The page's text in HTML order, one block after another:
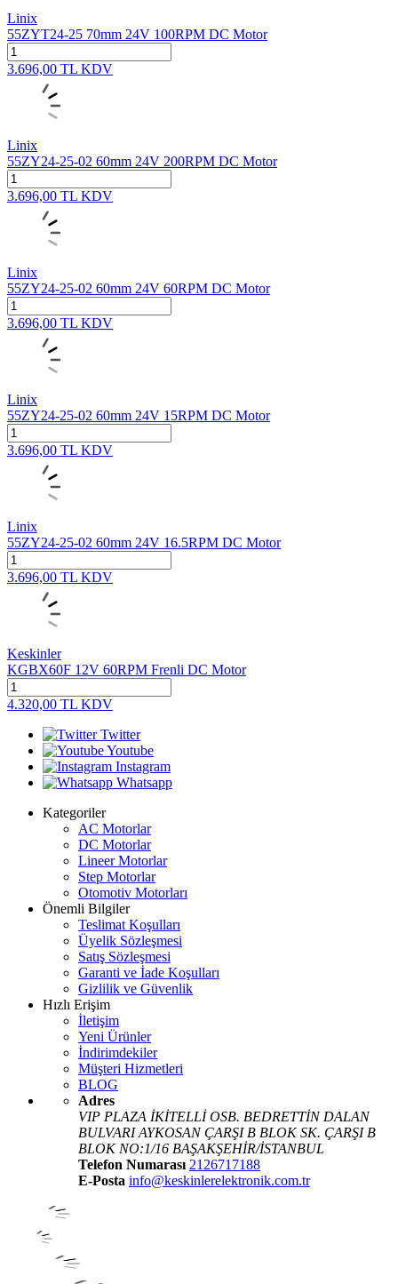
Linix
55ZYT24-25 70mm 24V 100RPM DC Motor
3.696,00 TL KDV
Linix
55ZY24-25-02 60mm 24V 200RPM DC Motor
3.696,00 TL KDV
Linix
55ZY24-25-02 60mm 24V 60RPM DC Motor
3.696,00 TL KDV
Linix
55ZY24-25-02 60mm 24V 15RPM DC Motor
3.696,00 TL KDV
Linix
55ZY24-25-02 60mm 24V 16.5RPM DC Motor
3.696,00 TL KDV
Keskinler
KGBX60F 12V 60RPM Frenli DC Motor
4.320,00 TL KDV
Twitter
Youtube
Instagram
Whatsapp
Kategoriler
AC Motorlar
DC Motorlar
Lineer Motorlar
Step Motorlar
Otomotiv Motorları
Önemli Bilgiler
Teslimat Koşulları
Üyelik Sözleşmesi
Satış Sözleşmesi
Garanti ve İade Koşulları
Gizlilik ve Güvenlik
Hızlı Erişim
İletişim
Yeni Ürünler
İndirimdekiler
Müşteri Hizmetleri
BLOG
Adres
VIP PLAZA İKİTELLİ OSB. BEDRETTİN DALAN
BULVARI AYKOSAN ÇARŞI B BLOK SK. ÇARŞI B
BLOK NO:1/16 BAŞAKŞEHİR/İSTANBUL
Telefon Numarası 2126717188
E-Posta info@keskinlerelektronik.com.tr